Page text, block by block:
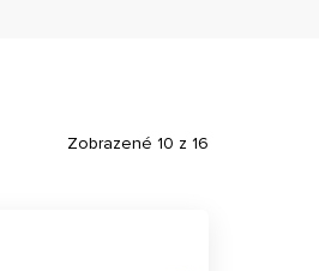
Zobrazené 10 z 16